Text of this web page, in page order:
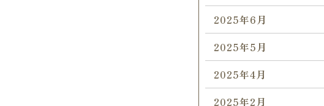
2025年6月
2025年5月
2025年4月
2025年2月